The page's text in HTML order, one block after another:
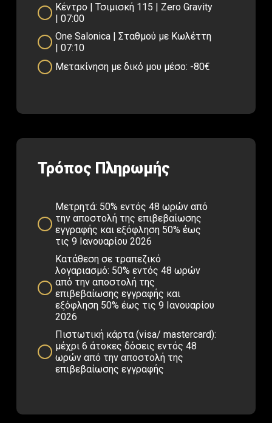
Κέντρο | Τσιμισκή 115 | Zero Gravity
| 07:00
One Salonica | Σταθμού με Κωλέττη
| 07:10
Μετακίνηση με δικό μου μέσο: -80€
Τρόπος Πληρωμής
Μετρητά: 50% εντός 48 ωρών από
την αποστολή της επιβεβαίωσης
εγγραφής και εξόφληση 50% έως
τις 9 Ιανουαρίου 2026
Κατάθεση σε τραπεζικό
λογαριασμό: 50% εντός 48 ωρών
από την αποστολή της
επιβεβαίωσης εγγραφής και
εξόφληση 50% έως τις 9 Ιανουαρίου
2026
Πιστωτική κάρτα (visa/ mastercard):
μέχρι 6 άτοκες δόσεις εντός 48
ωρών από την αποστολή της
επιβεβαίωσης εγγραφής